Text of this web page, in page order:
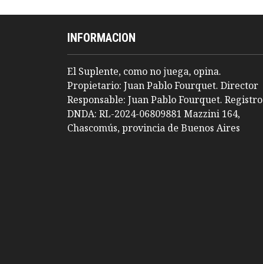
INFORMACION
El Suplente, como no juega, opina.
Propietario: Juan Pablo Fourquet. Director
Responsable: Juan Pablo Fourquet. Registro
DNDA: RL-2024-06809881 Mazzini 164,
Chascomús, provincia de Buenos Aires